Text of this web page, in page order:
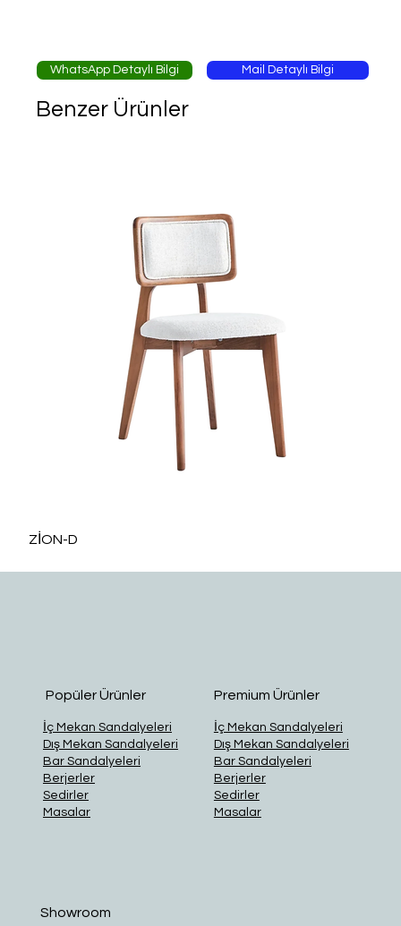
WhatsApp Detaylı Bilgi Mail Detaylı Bilgi
Benzer Ürünler
ZİON-D
Showroom
Popüler Ürünler
İç Mekan Sandalyeleri
Dış Mekan Sandalyeleri
Bar Sandalyeleri
Berjerler
Sedirler
Masalar
Premium Ürünler
İç Mekan Sandalyeleri
Dış Mekan Sandalyeleri
Bar Sandalyeleri
Berjerler
Sedirler
Masalar